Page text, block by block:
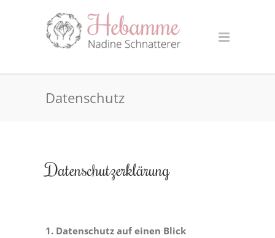
Datenschutz
Datenschutzerklärung
1. Datenschutz auf einen Blick